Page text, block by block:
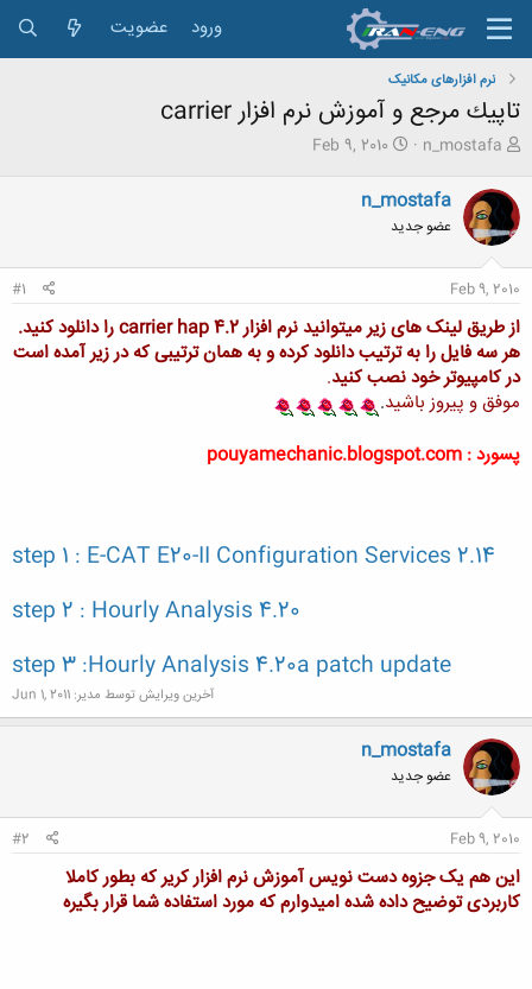
ورود عضویت
نرم افزارهای مکانیک
تاپيك مرجع و آموزش نرم افزار carrier
ش
و
ع
ک
ن
ن
د
ه
م
و
ض
و
n_mostafa
ت
ی
ر
ع
Feb 9, 2010
n_mostafa
عضو جدید
Feb 9, 2010
#1
از طریق لینک های زیر میتوانید نرم افزار carrier hap 4.2 را دانلود کنید.
هر سه فایل را به ترتیب دانلود کرده و به همان ترتیبی که در زیر آمده است
در کامپیوتر خود نصب کنید.
موفق و پیروز باشید.
پسورد : pouyamechanic.blogspot.com
step 1 : E-CAT E20-II Configuration Services 2.14
step 2 : Hourly Analysis 4.20
step 3 :Hourly Analysis 4.20a patch update
آخرین ویرایش توسط مدیر: Jun 1, 2011
n_mostafa
عضو جدید
Feb 9, 2010
#2
این هم یک جزوه دست نویس آموزش نرم افزار کریر که بطور کاملا
کاربردی توضیح داده شده امیدوارم که مورد استفاده شما قرار بگیره